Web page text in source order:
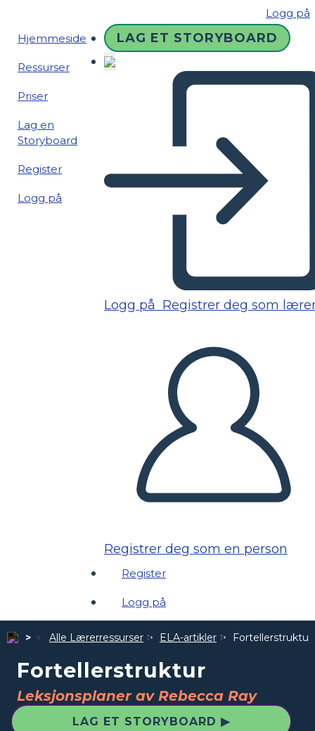
Logg på
Hjemmeside
Ressurser
Priser
Lag en
Storyboard
Register
Logg på
LAG ET STORYBOARD
Logg på Registrer deg som
Registrer deg som en person
Register
Logg på
Alle Lærerressurser ELA-artikler Fortellerstruktur
Fortellerstruktur
Leksjonsplaner av Rebecca Ray
LAG ET STORYBOARD ▶